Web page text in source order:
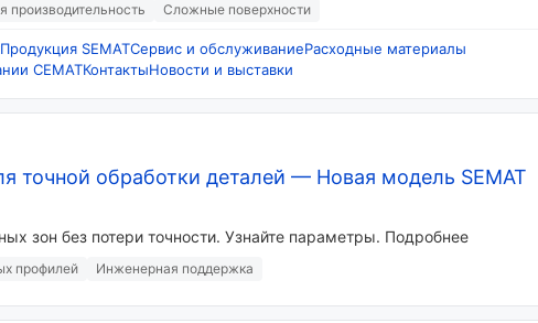
производительность Сложные поверхности
Продукция SEMATСервис и обслуживаниеРасходные материалы
СЕМАТКонтактыНовости и выставки
точной обработки деталей — Новая модель SEMAT
зон без потери точности. Узнайте параметры. Подробнее
профилей Инженерная поддержка